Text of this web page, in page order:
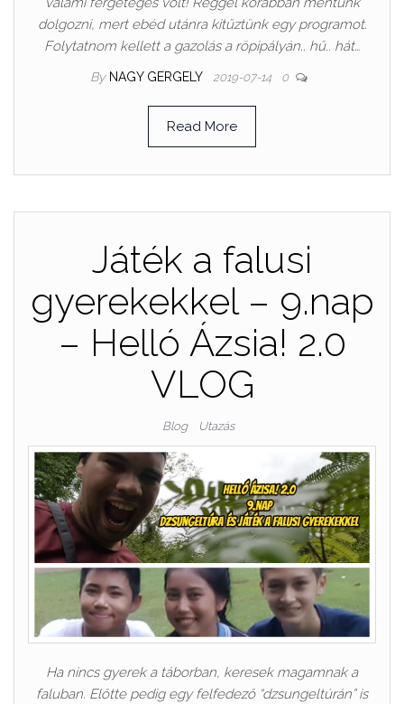
dolgozni, mert ebéd utánra kitűztünk egy programot.
Folytatnom kellett a gazolás a röpipályán.. hű.. hát…
By NAGY GERGELY 2019-07-14 0
Read More
Játék a falusi
gyerekekkel – 9.nap
– Helló Ázsia! 2.0
VLOG
Blog Utazás
Ha nincs gyerek a táborban, keresek magamnak a
faluban. Előtte pedig egy felfedező “dzsungeltúrán” is